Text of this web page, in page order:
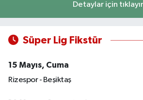
Detaylar için
Süper Lig Fikstür
15 Mayıs, Cuma
Rizespor - Beşiktaş